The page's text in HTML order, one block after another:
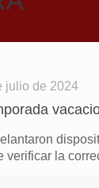
julio de 2024
verificar la